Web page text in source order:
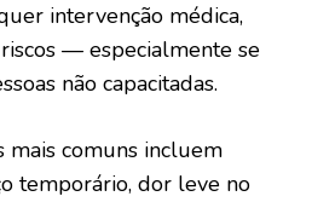
intervenção médica,
— especialmente se
não capacitadas.
mais comuns incluem
temporário, dor leve no